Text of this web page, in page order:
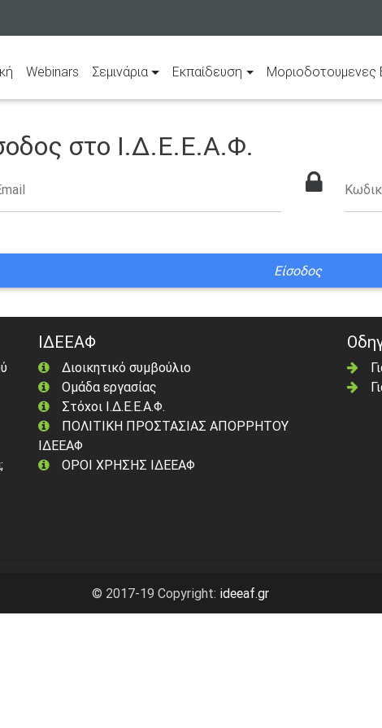
(current)
Webinars Σεμινάρια Εκπαίδευση Μοριοδοτουμενες
στο Ι.Δ.Ε.Ε.Α.Φ.
ΙΔΕΕΑΦ
Διοικητικό συμβούλιο
Ομάδα εργασίας
Στόχοι Ι.Δ.Ε.Ε.Α.Φ.
ΠΟΛΙΤΙΚΗ ΠΡΟΣΤΑΣΙΑΣ ΑΠΟΡΡΗΤΟΥ
ΙΔΕΕΑΦ
ΟΡΟΙ ΧΡΗΣΗΣ ΙΔΕΕΑΦ
© 2017-19 Copyright: ideeaf.gr